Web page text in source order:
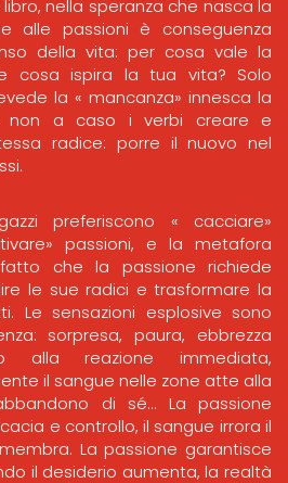
nella speranza che nasca la
alle passioni è conseguenza
della vita: per cosa vale la
cosa ispira la tua vita? Solo
la « mancanza» innesca la
non a caso i verbi creare e
radice: porre il nuovo nel
preferiscono « cacciare»
passioni, e la metafora
che la passione richiede
le sue radici e trasformare la
Le sensazioni esplosive sono
sorpresa, paura, ebbrezza
alla reazione immediata,
il sangue nelle zone atte alla
di sé… La passione
e controllo, il sangue irrora il
La passione garantisce
il desiderio aumenta, la realtà